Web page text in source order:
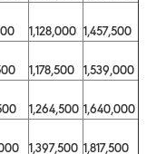
1,128,000 1,457,500
1,178,500
1,539,000
1,264,500 1,640,000
1,397,500 1,817,500